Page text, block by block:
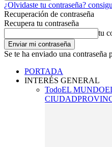
¿Olvidaste tu contraseña?
Recuperación de contraseña
Recupera tu contraseña
tu
Se te ha enviado una contraseña
PORTADA
INTERÉS GENERAL
TodoEL MUNDO
CIUDAD